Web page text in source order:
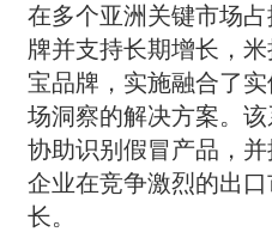
在多个亚洲关键市场
牌并支持长期增长，
宝品牌，实施融合了
场洞察的解决方案。该
协助识别假冒产品，
企业在竞争激烈的出
长。